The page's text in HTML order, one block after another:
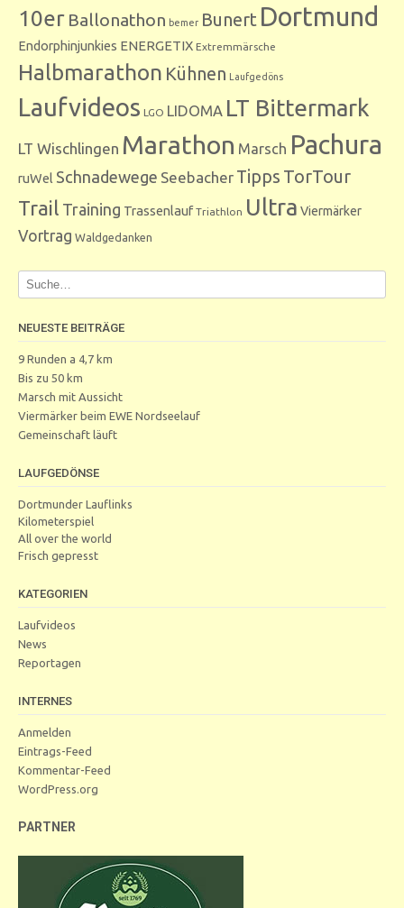
10er Ballonathon bemer Bunert Dortmund
Endorphinjunkies ENERGETIX Extremmärsche
Halbmarathon Kühnen Laufgedöns
Laufvideos LGO LIDOMA LT Bittermark
LT Wischlingen Marathon Marsch Pachura
ruWel Schnadewege Seebacher Tipps TorTour
Trail Training Trassenlauf Triathlon Ultra Viermärker
Vortrag Waldgedanken
NEUESTE BEITRÄGE
9 Runden a 4,7 km
Bis zu 50 km
Marsch mit Aussicht
Viermärker beim EWE Nordseelauf
Gemeinschaft läuft
LAUFGEDÖNSE
Dortmunder Lauflinks
Kilometerspiel
All over the world
Frisch gepresst
KATEGORIEN
Laufvideos
News
Reportagen
INTERNES
Anmelden
Eintrags-Feed
Kommentar-Feed
WordPress.org
PARTNER